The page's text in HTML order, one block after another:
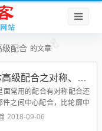
配合 的文章
SolidWorks装配体高级配合之对称、宽度
面常用的配合有对称配合还
之间中心配合，比轮廓中
一定要掌握，下面就详细
2018-09-06